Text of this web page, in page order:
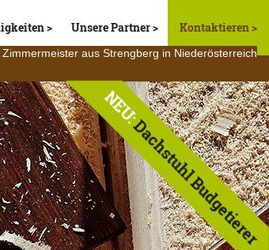
Unsere Partner Kontaktieren
aus Strengberg in Niederösterreich
NEU:
Dachstuhl Budgetierer